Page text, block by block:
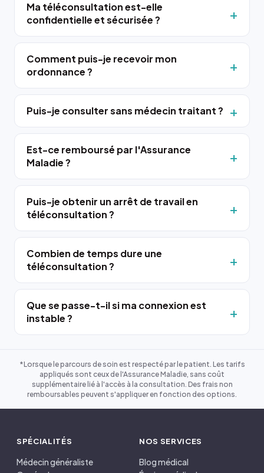
Ma téléconsultation est-elle
confidentielle et sécurisée ?
Comment puis-je recevoir mon
ordonnance ?
Puis-je consulter sans médecin traitant ?
Est-ce remboursé par l'Assurance
Maladie ?
Puis-je obtenir un arrêt de travail en
téléconsultation ?
Combien de temps dure une
téléconsultation ?
Que se passe-t-il si ma connexion est
instable ?
*Lorsque le parcours de soin est respecté par le patient. Les tarifs
appliqués sont ceux de l'Assurance Maladie, sans coût
supplémentaire lié à l'accès à la consultation. Des frais non
remboursables peuvent s'appliquer en fonction des options.
SPÉCIALITÉS
Médecin généraliste
NOS SERVICES
Blog médical